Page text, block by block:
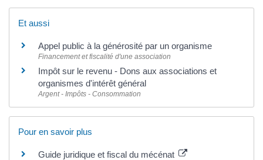
Et aussi
Appel public à la générosité par un organisme
Financement et fiscalité d'une association
Impôt sur le revenu - Dons aux associations et
organismes d'intérêt général
Argent - Impôts - Consommation
Pour en savoir plus
Guide juridique et fiscal du mécénat